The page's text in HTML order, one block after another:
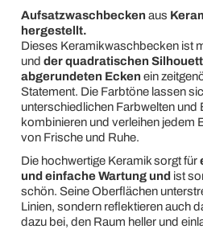
Aufsatzwaschbecken aus
hergestellt.
Dieses Keramikwaschbecken ist
und der quadratischen
abgerundeten Ecken ein
Statement. Die Farbtöne lassen
unterschiedlichen Farbwelten und
kombinieren und verleihen jedem
von Frische und Ruhe.
Die hochwertige Keramik sorgt für
und einfache Wartung und ist
schön. Seine Oberflächen
Linien, sondern reflektieren auch
dazu bei, den Raum heller und